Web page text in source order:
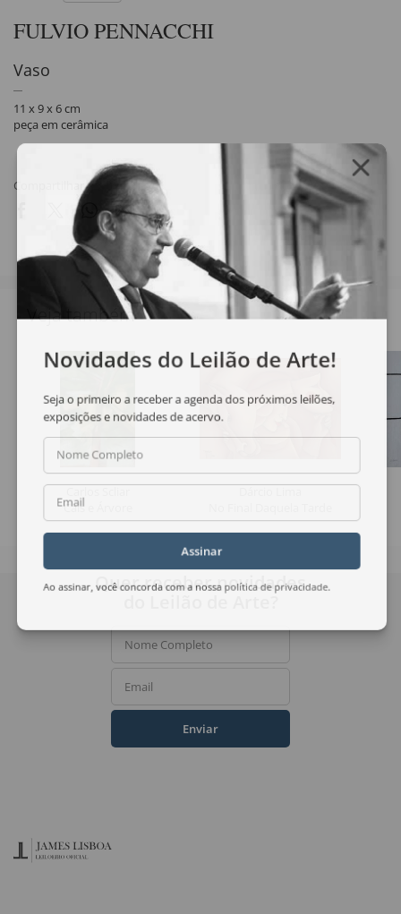
FULVIO PENNACCHI
Vaso
11 x 9 x 6 cm
peça em cerâmica
Compartilhar
Veja também
Cais e Árvore
Novidades do Leilão de Arte!
Seja o primeiro a receber a agenda dos próximos leilões,
exposições e novidades de acervo.
Nome Completo
Email
Assinar
Ao assinar, você concorda com a nossa política de privacidade.
Quer receber novidades
Nome Completo
Email
Enviar